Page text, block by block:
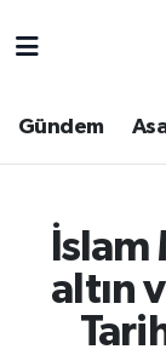
Gündem
İslam
altın
Ekonomi
Gündem
Ankara
Tüm
Son